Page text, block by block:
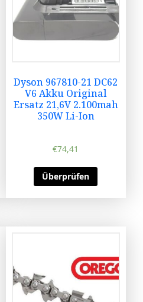
Dyson 967810-21 DC62
V6 Akku Original
Ersatz 21,6V 2.100mah
350W Li-Ion
€74,41
Überprüfen